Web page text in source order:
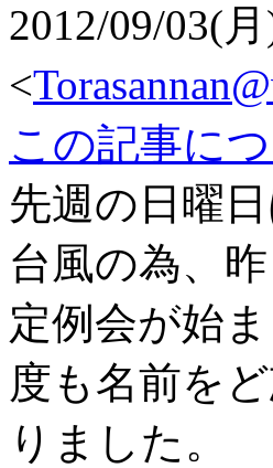
2012/09/03(
<
この記事に
先週の日曜
台風の為、
定例会が始
度も名前を
りました。